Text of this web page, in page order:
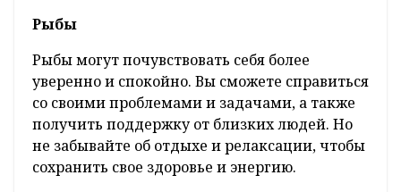
Рыбы
Рыбы могут почувствовать себя более
уверенно и спокойно. Вы сможете справиться
со своими проблемами и задачами, а также
получить поддержку от близких людей. Но
не забывайте об отдыхе и релаксации, чтобы
сохранить свое здоровье и энергию.